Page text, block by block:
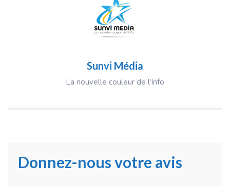
Sunvi Média
La nouvelle couleur de l'Info
Donnez-nous votre avis